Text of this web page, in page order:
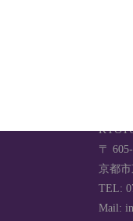
〒
京都
TEL:
Mail: